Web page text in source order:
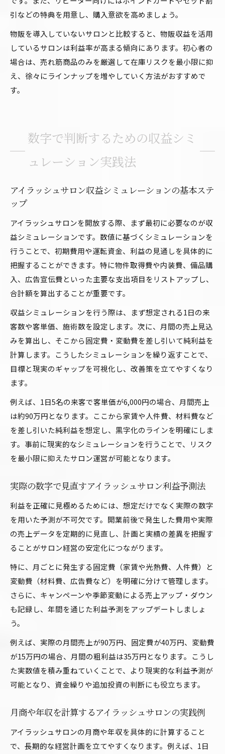
引などの特典を用意し、購入意欲を高めましょう。
物販を導入していないサロンと比較すると、物販収益を活用
しているサロンは利益率が高まる傾向にあります。初心者の
場合は、売れ筋商品のみを厳選して在庫リスクを最小限に抑
え、徐々にラインナップを増やしていく方法がおすすめで
す。
数字で判断するための収益シミ
ュレーション実践法
アイラッシュサロン収益シミュレーションの基本ステ
ップ
アイラッシュサロンを開放する際、まず最初に必要なのが収
益シミュレーションです。数値に基づくシミュレーションを
行うことで、初期費用や運転資金、利益の見通しを具体的に
把握することができます。特に物件取得費や内装費、備品購
入、広告宣伝費といった主要な支出項目をリストアップし、
合計額を算出することが重要です。
収益シミュレーションを行う際は、まず想定される1日の来
客数や客単価、施術数を設定します。次に、月間の売上見込
みを算出し、そこから固定費・変動費を差し引いて純利益を
計算します。こうしたシミュレーションを繰り返すことで、
目標と現実のギャップを可視化し、改善策を立てやすくなり
ます。
例えば、1日5名の来客で客単価が6,000円の場合、月間売上
は約90万円となります。ここから家賃や人件費、材料費など
を差し引いた純利益を想定し、黒字化のラインを明確にしま
す。事前に現実的なシミュレーションを行うことで、リスク
を最小限に抑えたサロン運営が可能となります。
実際の数字で見直すアイラッシュサロン利益予測法
利益を正確に見極めるためには、想定だけでなく実際の数字
を用いた予測が不可欠です。開業前後で発生した費用や実際
の売上データを定期的に見直し、計画と実績の差異を把握す
ることがサロン経営の安定化につながります。
特に、月ごとに発生する固定費（家賃や光熱費、人件費）と
変動費（材料費、広告費など）を明確に分けて管理します。
さらに、キャンペーンや季節変動による売上アップ・ダウン
も記録し、年間を通じた利益予測をアップデートしましょ
う。
例えば、実際の月間売上が90万円、固定費が40万円、変動費
が15万円の場合、月間の粗利益は35万円となります。こうし
た実数値を積み重ねていくことで、より現実的な利益予測が
可能となり、資金繰りや追加投資の判断にも役立ちます。
月商や年収を計算するアイラッシュサロンの実践例
アイラッシュサロンの月商や年収を具体的に計算すること
で、長期的な経営計画を立てやすくなります。例えば、1日